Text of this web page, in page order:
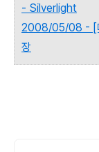
- Silverlight
2008/05/08 - [
장